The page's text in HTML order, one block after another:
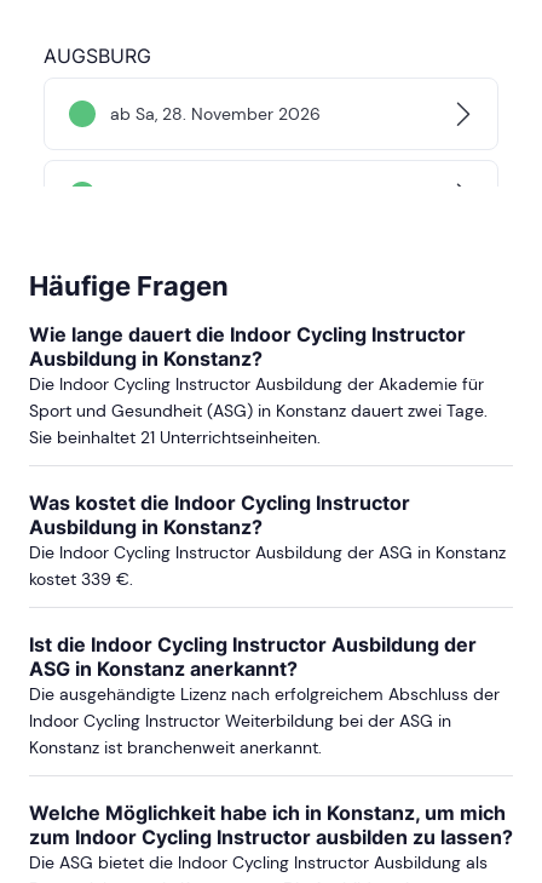
AUGSBURG
ab Sa, 28. November 2026
Häufige Fragen
Wie lange dauert die Indoor Cycling Instructor
Ausbildung in Konstanz?
Die Indoor Cycling Instructor Ausbildung der Akademie für
Sport und Gesundheit (ASG) in Konstanz dauert zwei Tage.
Sie beinhaltet 21 Unterrichtseinheiten.
Was kostet die Indoor Cycling Instructor
Ausbildung in Konstanz?
Die Indoor Cycling Instructor Ausbildung der ASG in Konstanz
kostet 339 €.
Ist die Indoor Cycling Instructor Ausbildung der
ASG in Konstanz anerkannt?
Die ausgehändigte Lizenz nach erfolgreichem Abschluss der
Indoor Cycling Instructor Weiterbildung bei der ASG in
Konstanz ist branchenweit anerkannt.
Welche Möglichkeit habe ich in Konstanz, um mich
zum Indoor Cycling Instructor ausbilden zu lassen?
Die ASG bietet die Indoor Cycling Instructor Ausbildung als